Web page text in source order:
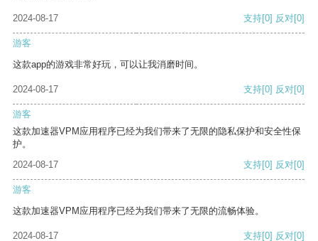
2024-08-17 支持[0] 反对[0]
游客
这款app的游戏非常好玩，可以让我消磨时间。
2024-08-17 支持[0] 反对[0]
游客
这款加速器VPM应用程序已经为我们带来了无限的隐私保护和安全性保
护。
2024-08-17
支持[0] 反对[0]
游客
这款加速器VPM应用程序已经为我们带来了无限的流畅体验。
2024-08-17 支持[0] 反对[0]